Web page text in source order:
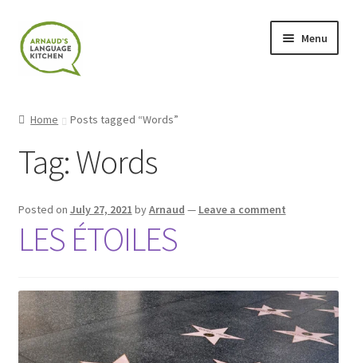
Skip
to
navigation
Skip
to
content
Menu
Contact
Contact Me
Home Posts tagged “Words”
Tag:Words
Posted on July 27, 2021 byArnaud — Leave a comment
LES ÉTOILES